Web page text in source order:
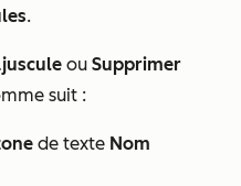
.
ou Supprimer
suit :
de texte Nom